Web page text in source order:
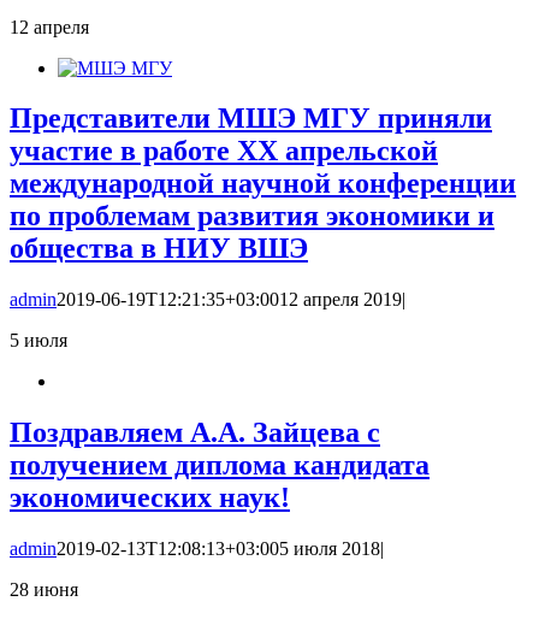
12 апреля
Представители МШЭ МГУ приняли
участие в работе XX апрельской
международной научной конференции
по проблемам развития экономики и
общества в НИУ ВШЭ
admin2019-06-19T12:21:35+03:0012 апреля 2019|
5 июля
Поздравляем А.А. Зайцева с
получением диплома кандидата
экономических наук!
admin2019-02-13T12:08:13+03:005 июля 2018|
28 июня